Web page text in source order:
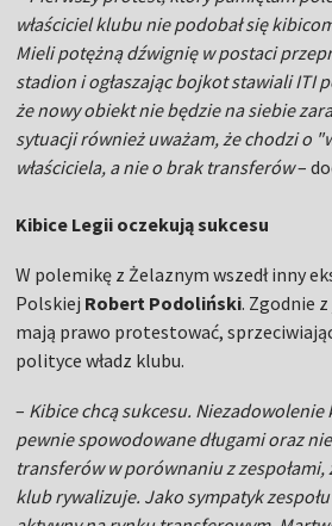
właściciel klubu nie podobał się
Mieli potężną dźwignię w postaci
stadion i ogłaszając bojkot stawiali ITI
że nowy obiekt nie będzie na siebie
sytuacji również uważam, że chodzi o
właściciela, a nie o brak transferów–
Kibice Legii oczekują sukcesu
W polemikę z Żelaznym wszedł inny
Polskiej Robert Podoliński. Zgodnie
mają prawo protestować,
polityce władz klubu.
– Kibice chcą sukcesu.
pewnie spowodowane długami oraz
transferów w porównaniu z zespołami,
klub rywalizuje. Jako sympatyk zespołu